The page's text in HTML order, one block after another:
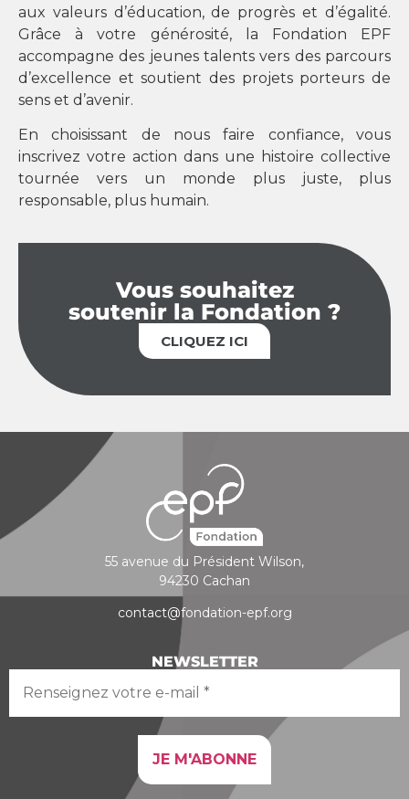
aux valeurs d’éducation, de progrès et d’égalité.
Grâce à votre générosité, la Fondation EPF
accompagne des jeunes talents vers des parcours
d’excellence et soutient des projets porteurs de
sens et d’avenir.
En choisissant de nous faire confiance, vous
inscrivez votre action dans une histoire collective
tournée vers un monde plus juste, plus
responsable, plus humain.
Vous souhaitez
soutenir la Fondation ?
CLIQUEZ ICI
55 avenue du Président Wilson,
94230 Cachan
contact@fondation-epf.org
NEWSLETTER